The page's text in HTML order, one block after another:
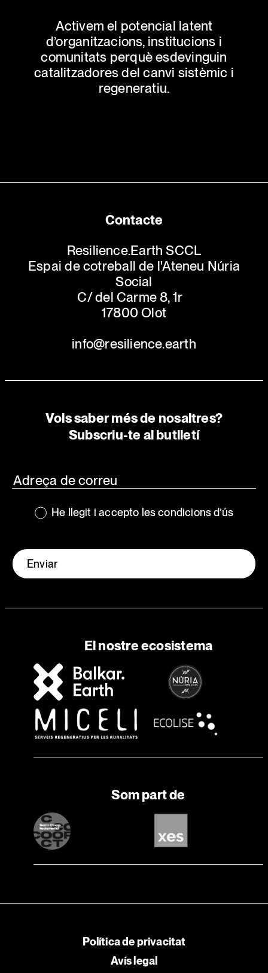
Activem el potencial latent
d’organitzacions, institucions i
comunitats perquè esdevinguin
catalitzadores del canvi sistèmic i
regeneratiu.
Contacte
Resilience.Earth SCCL
Espai de cotreball de l'Ateneu Núria
Social
C/ del Carme 8, 1r
17800 Olot
info@resilience.earth
Vols saber més de nosaltres?
Subscriu-te al butlletí
He llegit i accepto les condicions d’ús
Enviar
El nostre ecosistema
Som part de
Política de privacitat
Avís legal